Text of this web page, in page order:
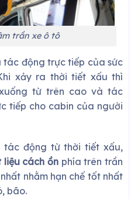
trần xe ô tô
tác động trực tiếp của sức
xảy ra thời tiết xấu thì
từ trên cao và tác
tiếp cho cabin của người
tác động từ thời tiết xấu,
liệu cách ồn phía trên trần
nhằm hạn chế tốt nhất
bão.